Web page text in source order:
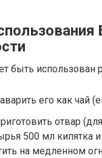
быть использован
его как чай
отвар
500 мл кипятка и
на медленном